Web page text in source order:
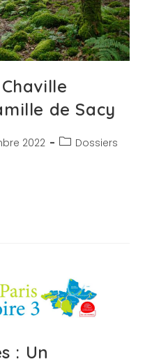
de Sacy
2022 Dossiers
: Un